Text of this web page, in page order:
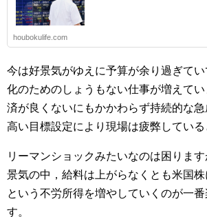
houbokulife.com
今は好景気がゆえに予算が余り過ぎて
化のためのしょうもない仕事が増えて
済が良くないにもかかわらず持続的な
高い目標設定により現場は疲弊している
リーマンショックみたいなのは困りま
景気の中，給料は上がらなくとも米国
という不労所得を増やしていくのが一
す。